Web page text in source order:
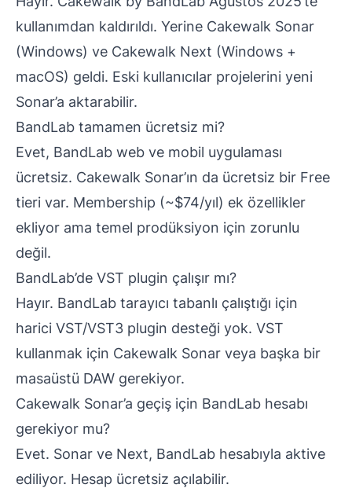
kullanımdan kaldırıldı. Yerine Cakewalk Sonar
(Windows) ve Cakewalk Next (Windows +
macOS) geldi. Eski kullanıcılar projelerini yeni
Sonar’a aktarabilir.
BandLab tamamen ücretsiz mi?
Evet, BandLab web ve mobil uygulaması
ücretsiz. Cakewalk Sonar’ın da ücretsiz bir Free
tieri var. Membership (~$74/yıl) ek özellikler
ekliyor ama temel prodüksiyon için zorunlu
değil.
BandLab’de VST plugin çalışır mı?
Hayır. BandLab tarayıcı tabanlı çalıştığı için
harici VST/VST3 plugin desteği yok. VST
kullanmak için Cakewalk Sonar veya başka bir
masaüstü DAW gerekiyor.
Cakewalk Sonar’a geçiş için BandLab hesabı
gerekiyor mu?
Evet. Sonar ve Next, BandLab hesabıyla aktive
ediliyor. Hesap ücretsiz açılabilir.